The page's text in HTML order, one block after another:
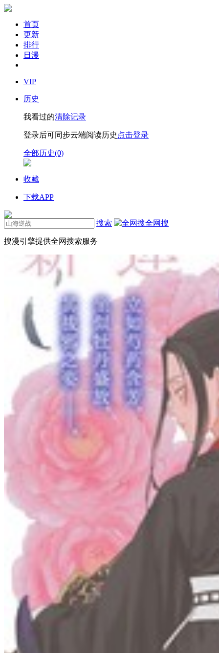
首页
更新
排行
日漫
VIP
历史
我看过的清除记录
登录后可同步云端阅读历史 点击登录
全部历史(0)
收藏
下载APP
搜索 全网搜
搜漫引擎提供全网搜索服务